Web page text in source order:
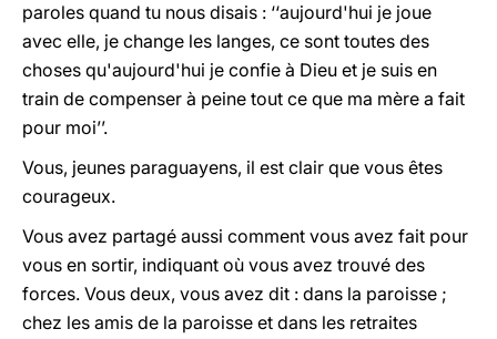
paroles quand tu nous disais : ‘‘aujourd'hui je joue
avec elle, je change les langes, ce sont toutes des
choses qu'aujourd'hui je confie à Dieu et je suis en
train de compenser à peine tout ce que ma mère a fait
pour moi’’.
Vous, jeunes paraguayens, il est clair que vous êtes
courageux.
Vous avez partagé aussi comment vous avez fait pour
vous en sortir, indiquant où vous avez trouvé des
forces. Vous deux, vous avez dit : dans la paroisse ;
chez les amis de la paroisse et dans les retraites